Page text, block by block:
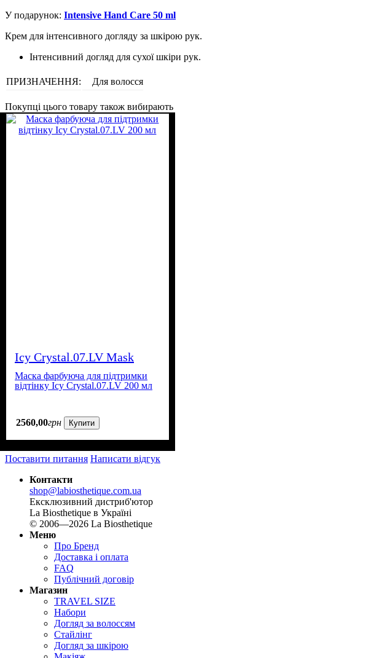
У подарунок: Intensive Hand Care 50 ml
Крем для інтенсивного догляду за шкірою рук.
Інтенсивний догляд для сухої шкіри рук.
ПРИЗНАЧЕННЯ: Для волосся
Покупці цього товару також вибирають
Icy Crystal.07.LV Mask
Маска фарбуюча для підтримки
відтінку Icy Crystal.07.LV 200 мл
2560,00грн Купити
Поставити питання Написати відгук
Контакти
shop@labiosthetique.com.ua
Ексклюзивний дистриб'ютор
La Biosthetique в Україні
© 2006—2026 La Biosthetique
Меню
Про Бренд
Доставка і оплата
FAQ
Публічний договір
Магазин
TRAVEL SIZE
Набори
Догляд за волоссям
Стайлінг
Догляд за шкірою